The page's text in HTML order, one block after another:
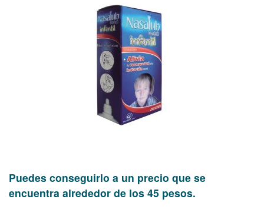
Puedes conseguirlo a un precio que se
encuentra alrededor de los 45 pesos.